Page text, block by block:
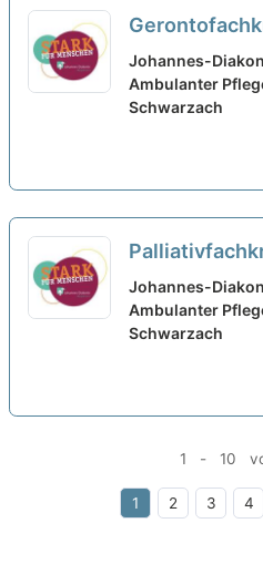
Teilzeit - Bei
Karriere! neu
Johannes-
Ambulanter
Schwarzach
Teilzeit - Bei
Karriere! neu
Johannes-
Ambulanter
Schwarzach
1 - 10
1 2 3 4